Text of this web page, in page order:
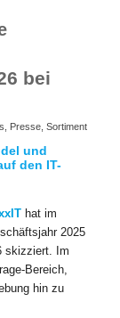
bei
Presse, Sortiment
und
den IT-
hat im
2025
skizziert. Im
Bereich,
hin zu